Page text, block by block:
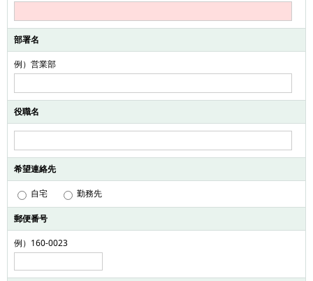
部署名
例）営業部
役職名
希望連絡先
自宅 勤務先
郵便番号
例）160-0023